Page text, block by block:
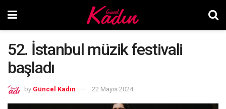
52. İstanbul müzik festivali
başladı
by Güncel Kadın 22 Mayıs 2024